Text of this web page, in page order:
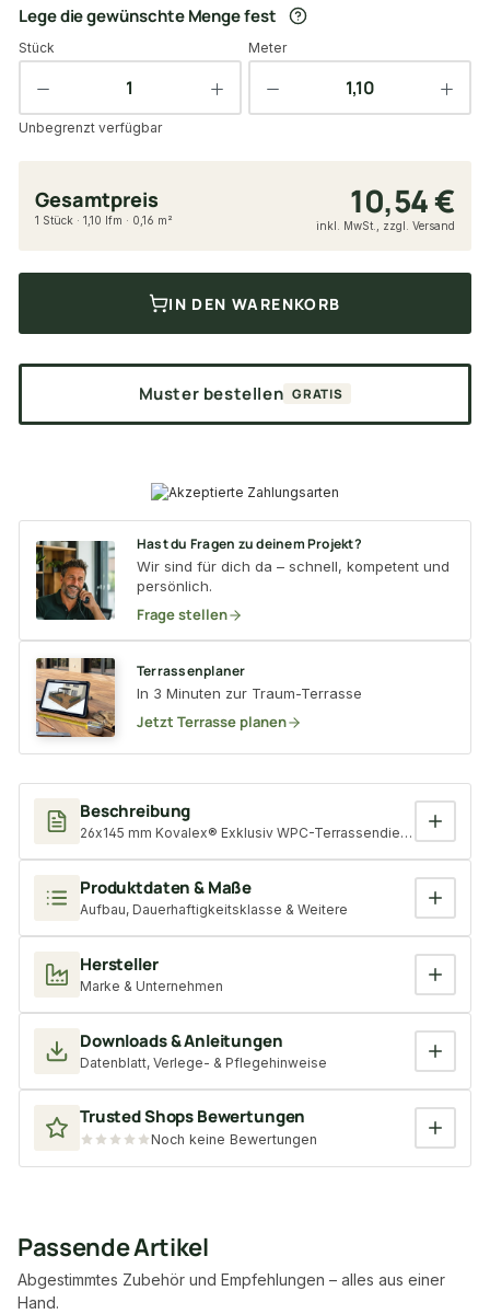
Beschreibung
26x145 mm Kovalex® Exklusiv WPC-Terrassendiele,
Produktdaten & Maße
Aufbau, Dauerhaftigkeitsklasse & Weitere
Hersteller
Marke & Unternehmen
Downloads & Anleitungen
Datenblatt, Verlege- & Pflegehinweise
Trusted Shops Bewertungen
Noch keine Bewertungen
Lege die gewünschte Menge fest
Stück Meter
Unbegrenzt verfügbar
Gesamtpreis 10,54 €
1 Stück · 1,10 lfm · 0,16 m² inkl. MwSt., zzgl. Versand
IN DEN WARENKORB
Muster bestellen GRATIS
Hast du Fragen zu deinem Projekt?
Wir sind für dich da – schnell, kompetent und
persönlich.
Frage stellen
Terrassenplaner
In 3 Minuten zur Traum-Terrasse
Jetzt Terrasse planen
Passende Artikel
Abgestimmtes Zubehör und Empfehlungen – alles aus einer
Hand.